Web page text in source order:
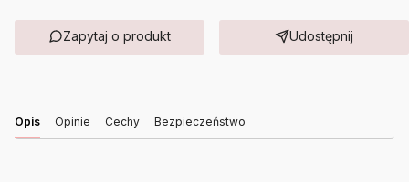
Zapytaj o produkt Udostępnij
Opis Opinie Cechy Bezpieczeństwo